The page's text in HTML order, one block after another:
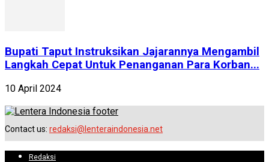
Bupati Taput Instruksikan Jajarannya Mengambil
Langkah Cepat Untuk Penanganan Para Korban...
10 April 2024
Contact us: redaksi@lenteraindonesia.net
Redaksi